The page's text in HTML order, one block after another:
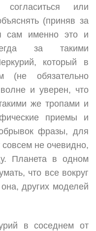
или
(приняв за
сам именно это и
за такими
который в
обязательно
и уверен, что
же тропами и
приемы и
фразы, для
совсем не очевидно,
Планета в одном
что все вокруг
других моделей
в соседнем от